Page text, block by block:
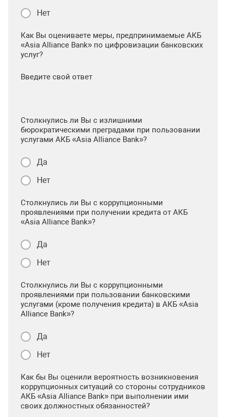
Нет
Как Вы оцениваете меры, предпринимаемые АКБ
«Asia Alliance Bank» по цифровизации банковских
услуг?
Введите свой ответ
Столкнулись ли Вы с излишними
бюрократическими преградами при пользовании
услугами АКБ «Asia Alliance Bank»?
Да
Нет
Столкнулись ли Вы с коррупционными
проявлениями при получении кредита от АКБ
«Asia Alliance Bank»?
Да
Нет
Столкнулись ли Вы с коррупционными
проявлениями при пользовании банковскими
услугами (кроме получения кредита) в АКБ «Asia
Alliance Bank»?
Да
Нет
Как бы Вы оценили вероятность возникновения
коррупционных ситуаций со стороны сотрудников
АКБ «Asia Alliance Bank» при выполнении ими
своих должностных обязанностей?